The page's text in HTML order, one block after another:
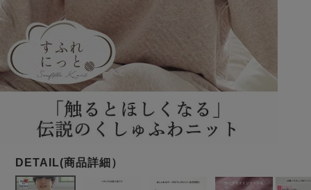
夏 秋
ガールズパジャマ
柄物
インナーウェア カタログギフト
売れ筋ランキング
- Item Ranking -
- New Arrival -
ズボン単品
すべてのメン
ズ
パジャマ
長袖 半袖
SDGsの取り組み